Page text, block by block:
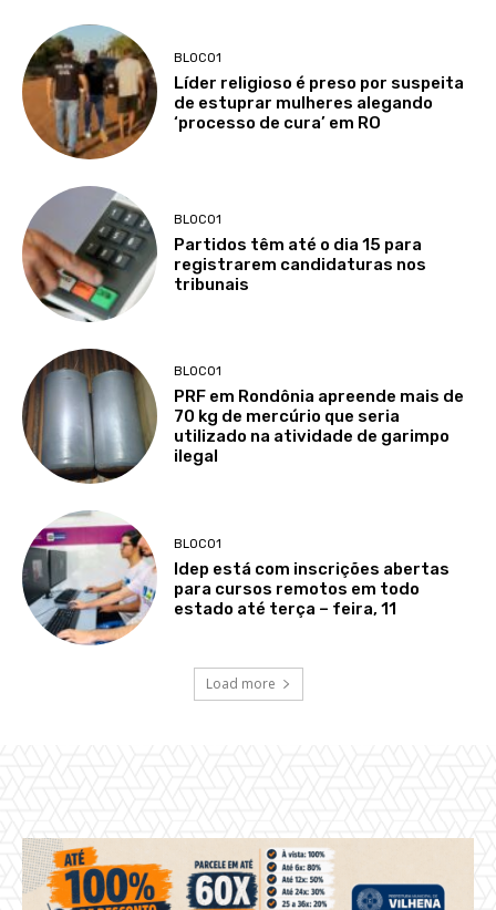
BLOCO1
Líder religioso é preso por suspeita
de estuprar mulheres alegando
‘processo de cura’ em RO
BLOCO1
Partidos têm até o dia 15 para
registrarem candidaturas nos
tribunais
BLOCO1
PRF em Rondônia apreende mais de
70 kg de mercúrio que seria
utilizado na atividade de garimpo
ilegal
BLOCO1
Idep está com inscrições abertas
para cursos remotos em todo
estado até terça – feira, 11
Load more